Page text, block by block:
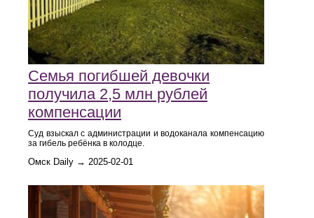
Семья погибшей девочки
получила 2,5 млн рублей
компенсации
Суд взыскал с администрации и водоканала компенсацию
за гибель ребёнка в колодце.
Омск Daily → 2025-02-01